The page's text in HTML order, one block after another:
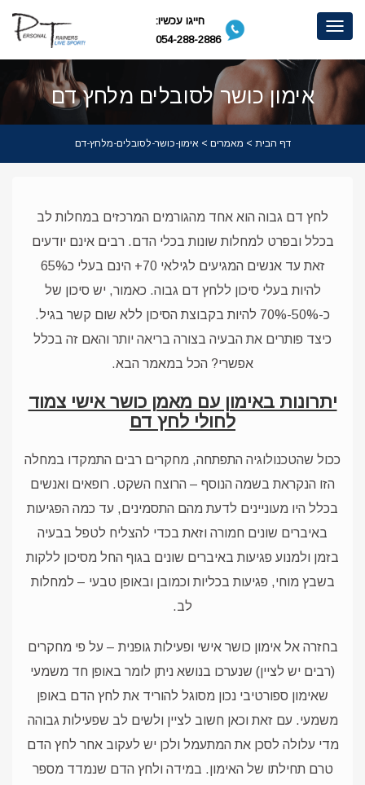
Toggle
navigation
חייגו עכשיו:
054-288-2886
אימון כושר לסובלים מלחץ דם
דף הבית > מאמרים > אימון-כושר-לסובלים-מלחץ-דם
לחץ דם גבוה הוא אחד מהגורמים המרכזים במחלות לב
בכלל ובפרט למחלות שונות בכלי הדם. רבים אינם יודעים
זאת עד אנשים המגיעים לגילאי 70+ הינם בעלי כ65%
להיות בעלי סיכון ללחץ דם גבוה. כאמור, יש סיכון של
כ-50%-70% להיות בקבוצת הסיכון ללא שום קשר בגיל.
כיצד פותרים את הבעיה בצורה בריאה יותר והאם זה בכלל
אפשרי? הכל במאמר הבא.
יתרונות באימון עם מאמן כושר אישי צמוד
לחולי לחץ דם
ככול שהטכנולוגיה התפתחה, מחקרים רבים התמקדו במחלה
הזו הנקראת בשמה הנוסף – הרוצח השקט. רופאים ואנשים
בכלל היו מעוניינים לדעת מהם התסמינים, עד כמה הפגיעות
באיברים שונים חמורה וזאת בכדי להצליח לטפל בבעיה
בזמן ולמנוע פגיעות באיברים שונים בגוף החל מסיכון ללקות
בשבץ מוחי, פגיעות בכליות וכמובן ובאופן טבעי – למחלות
לב.
בחזרה אל אימון כושר אישי ופעילות גופנית – על פי מחקרים
(רבים יש לציין) שנערכו בנושא ניתן לומר באופן חד משמעי
שאימון ספורטיבי נכון מסוגל להוריד את לחץ הדם באופן
משמעי. עם זאת וכאן חשוב לציין ולשים לב שפעילות גבוהה
מדי עלולה לסכן את המתעמל ולכן יש לעקוב אחר לחץ הדם
טרם תחילתו של האימון. במידה ולחץ הדם שנמדד מספר